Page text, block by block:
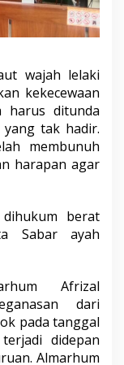
wajah lelaki
kekecewaan
harus ditunda
tak hadir.
membunuh
harapan agar
berat
Sabar ayah
Afrizal
dari
pada tanggal
didepan
Almarhum